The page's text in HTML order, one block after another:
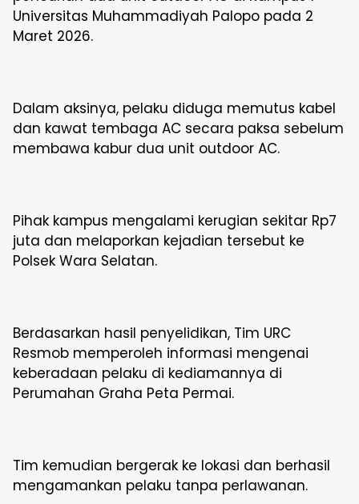
Universitas Muhammadiyah Palopo pada 2
Maret 2026.
Dalam aksinya, pelaku diduga memutus kabel
dan kawat tembaga AC secara paksa sebelum
membawa kabur dua unit outdoor AC.
Pihak kampus mengalami kerugian sekitar Rp7
juta dan melaporkan kejadian tersebut ke
Polsek Wara Selatan.
Berdasarkan hasil penyelidikan, Tim URC
Resmob memperoleh informasi mengenai
keberadaan pelaku di kediamannya di
Perumahan Graha Peta Permai.
Tim kemudian bergerak ke lokasi dan berhasil
mengamankan pelaku tanpa perlawanan.